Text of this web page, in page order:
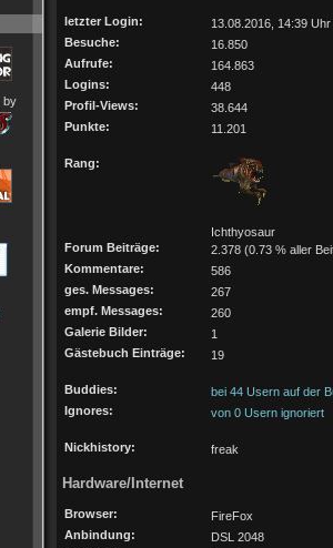
by
letzter Login:
13.08.2016, 14:39 Uhr
Besuche:
16.850
Aufrufe:
164.863
Logins:
448
Profil-Views:
38.644
Punkte:
11.201
Rang:
Ichthyosaur
Forum Beiträge:
2.378 (0.73 % aller
Kommentare:
586
ges. Messages:
267
empf. Messages:
260
Galerie Bilder:
1
Gästebuch Einträge:
19
Buddies:
bei 44 Usern auf der
Ignores:
von 0 Usern ignoriert
Nickhistory: freak
Hardware/Internet
Browser:
FireFox
Anbindung:
DSL 2048